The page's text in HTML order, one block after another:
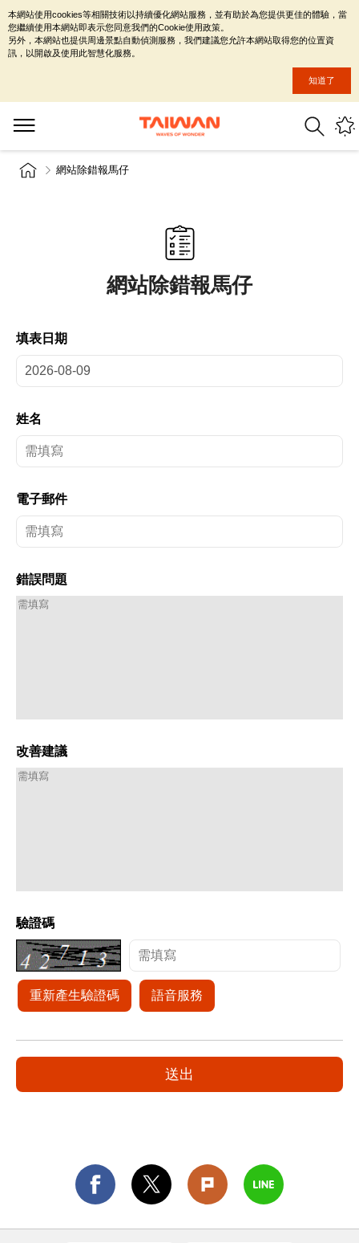
網站除錯報馬仔
網站除錯報馬仔
填表日期
姓名
電子郵件
錯誤問題
改善建議
驗證碼
重新產生驗證碼 語音服務
本網站使用cookies等相關技術以持續優化網站服務，並有助於為您提供更佳的體驗，當
您繼續使用本網站即表示您同意我們的Cookie使用政策。
另外，本網站也提供周邊景點自動偵測服務，我們建議您允許本網站取得您的位置資
訊，以開啟及使用此智慧化服務。
知道了